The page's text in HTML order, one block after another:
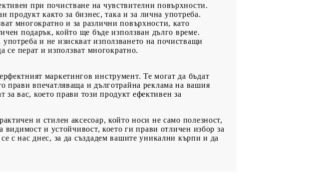
при почистване на чувствителни повърхности.
продукт както за бизнес, така и за лична употреба.
многократно и за различни повърхности, като
подарък, който ще бъде използван дълго време.
и не изискват използването на почистващи
се перат и използват многократно.
маркетингов инструмент. Те могат да бъдат
прави впечатляваща и дълготрайна реклама на вашия
вас, което прави този продукт ефективен за
и стилен аксесоар, който носи не само полезност,
и устойчивост, което ги прави отличен избор за
с нас днес, за да създадем вашите уникални кърпи и да